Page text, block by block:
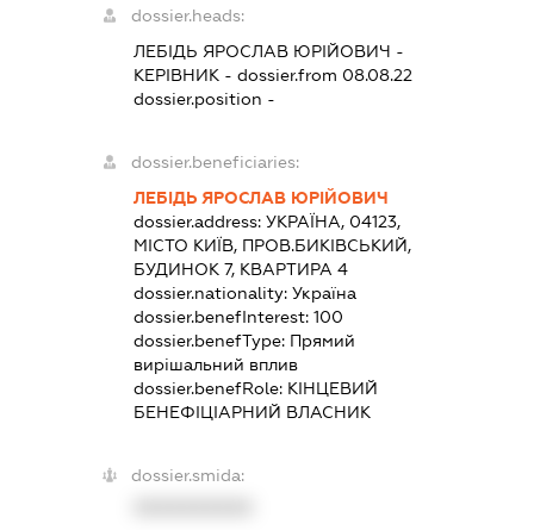
dossier.heads:
ЛЕБІДЬ ЯРОСЛАВ ЮРІЙОВИЧ -
КЕРІВНИК - dossier.from 08.08.22
dossier.position -
dossier.beneficiaries:
ЛЕБІДЬ ЯРОСЛАВ ЮРІЙОВИЧ
dossier.address:УКРАЇНА, 04123,
МІСТО КИЇВ, ПРОВ.БИКІВСЬКИЙ,
БУДИНОК 7, КВАРТИРА 4
dossier.nationality:Україна
dossier.benefInterest:100
dossier.benefType: Прямий
вирішальний вплив
dossier.benefRole: КІНЦЕВИЙ
БЕНЕФІЦІАРНИЙ ВЛАСНИК
dossier.smida: